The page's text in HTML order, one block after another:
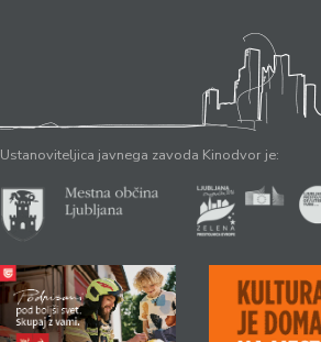
Ustanoviteljica javnega zavoda Kinodvor je: